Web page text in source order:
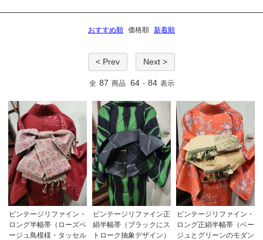
おすすめ順 価格順 新着順
< Prev Next >
全 87 商品 64 - 84 表示
ビンテージリファイン・
ロング半幅帯（ローズベ
ージュ鳥模様・タッセル
ビンテージリファイン正
絹半幅帯（ブラックにス
トローク抽象デザイン）
ビンテージリファイン・
ロング正絹半幅帯（ベー
ジュとグリーンのモダン